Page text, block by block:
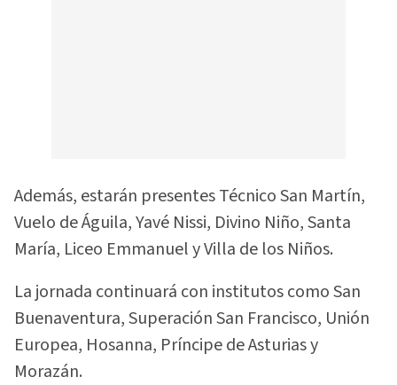
Además, estarán presentes Técnico San Martín,
Vuelo de Águila, Yavé Nissi, Divino Niño, Santa
María, Liceo Emmanuel y Villa de los Niños.
La jornada continuará con institutos como San
Buenaventura, Superación San Francisco, Unión
Europea, Hosanna, Príncipe de Asturias y
Morazán.